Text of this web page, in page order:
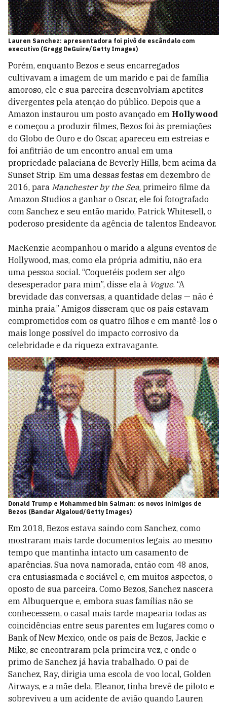
Lauren Sanchez: apresentadora foi pivô de escândalo com
executivo (Gregg DeGuire/Getty Images)
Porém, enquanto Bezos e seus encarregados
cultivavam a imagem de um marido e pai de família
amoroso, ele e sua parceira desenvolviam apetites
divergentes pela atenção do público. Depois que a
Amazon instaurou um posto avançado em Hollywood
e começou a produzir filmes, Bezos foi às premiações
do Globo de Ouro e do Oscar, apareceu em estreias e
foi anfitrião de um encontro anual em uma
propriedade palaciana de Beverly­ Hills, bem acima da
Sunset Strip. Em uma dessas festas em dezembro de
2016, para Manchester by the Sea, primeiro filme da
Amazon Studios a ganhar o Oscar, ele foi fotografado
com Sanchez e seu então marido, Patrick Whitesell, o
poderoso presidente da agência de talentos Endeavor.
MacKenzie acompanhou o marido a alguns eventos de
Hollywood, mas, como ela própria admitiu, não era
uma pessoa social. “Coquetéis podem ser algo
desesperador para mim”, disse ela à Vogue. “A
brevidade das conversas, a quantidade delas — não é
minha praia.” Amigos disseram que os pais estavam
comprometidos com os quatro filhos e em mantê-los o
mais longe possível do impacto corrosivo da
celebridade e da riqueza extravagante.
Donald Trump e Mohammed bin Salman: os novos inimigos de
Bezos (Bandar Algaloud/Getty Images)
Em 2018, Bezos estava saindo com Sanchez, como
mostraram mais tarde documentos legais, ao mesmo
tempo que mantinha intacto um casamento de
aparências. Sua nova namorada, então com 48 anos,
era entusiasmada e sociável e, em muitos aspectos, o
oposto de sua parceira. Como Bezos, Sanchez nascera
em Albuquerque e, embora suas famílias não se
conhecessem, o casal mais tarde mapearia todas as
coincidências entre seus parentes em lugares como o
Bank of New Mexico, onde os pais de Bezos, Jackie e
Mike, se encontraram pela primeira vez, e onde o
primo de Sanchez já havia trabalhado. O pai de
Sanchez, Ray, dirigia uma escola de voo local, Golden
Airways, e a mãe dela, Eleanor, tinha brevê de piloto e
sobreviveu a um acidente de avião quando Lauren